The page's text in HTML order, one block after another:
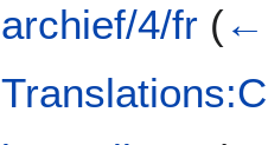
archief/4/fr (←